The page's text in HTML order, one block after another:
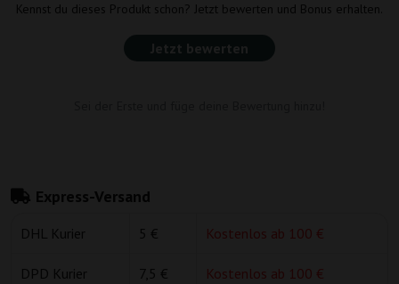
Kennst du dieses Produkt schon? Jetzt bewerten und Bonus erhalten.
Jetzt bewerten
Express-Versand
DHL Kurier 5 € Kostenlos ab 100 €
DPD Kurier 7,5 € Kostenlos ab 100 €